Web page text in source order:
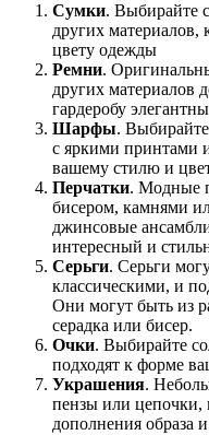
Сумки. Выбирайте
других материалов,
цвету одежды
Ремни.
других материалов
гардеробу
Шарфы.
с яркими принтами
вашему стилю и
Перчатки. Модные
бисером, камнями
джинсовые
интересный и
Серьги. Серьги
классическими, и
Они могут быть из
серадка или бисер.
Очки. Выбирайте
подходят к форме
Украшения.
пензы или цепочки,
дополнения образа